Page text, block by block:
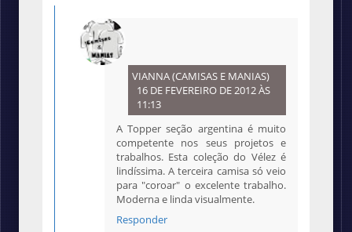
VIANNA (CAMISAS E MANIAS)
16 DE FEVEREIRO DE 2012 ÀS
11:13
A Topper seção argentina é muito
competente nos seus projetos e
trabalhos. Esta coleção do Vélez é
lindíssima. A terceira camisa só veio
para "coroar" o excelente trabalho.
Moderna e linda visualmente.
Responder